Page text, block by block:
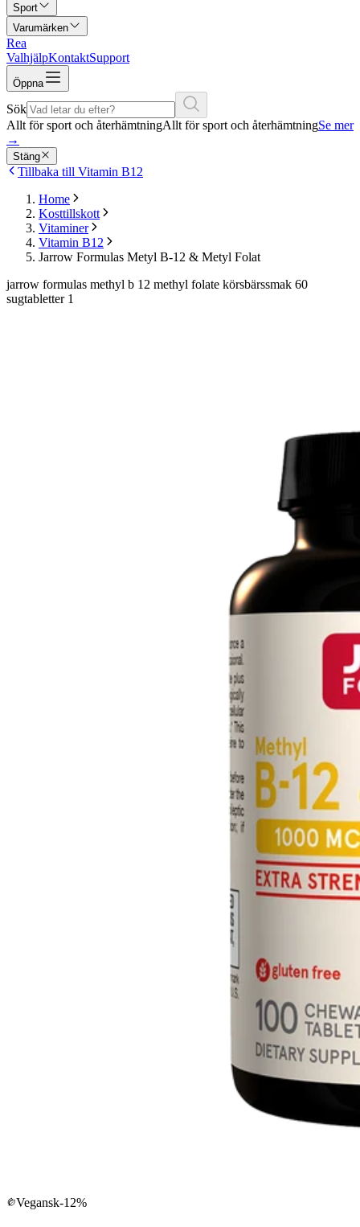
Sport
Varumärken
Rea
ValhjälpKontaktSupport
Öppna
Sök
Allt för sport och återhämtningAllt för sport och återhämtningSe mer
→
Stäng
Tillbaka till Vitamin B12
Home
Kosttillskott
Vitaminer
Vitamin B12
Jarrow Formulas Metyl B-12 & Metyl Folat
jarrow formulas methyl b 12 methyl folate körsbärssmak 60
sugtabletter 1
Vegansk-12%